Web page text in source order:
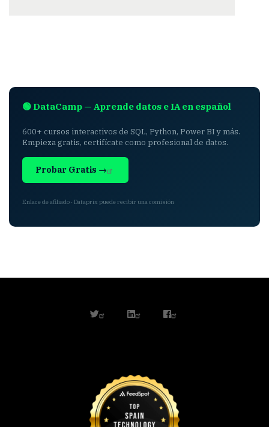
🟢 DataCamp — Aprende datos e IA en español
600+ cursos interactivos de SQL, Python, Power BI y más.
Empieza gratis, certifícate como profesional de datos.
Probar Gratis →
Enlace de afiliado · Dataprix puede recibir una comisión
twitterlinkedinfacebook